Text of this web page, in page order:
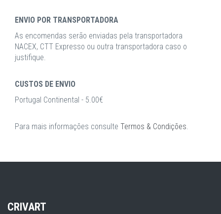
ENVIO POR TRANSPORTADORA
As encomendas serão enviadas pela transportadora
NACEX, CTT Expresso ou outra transportadora caso o
justifique.
CUSTOS DE ENVIO
Portugal Continental - 5.00€
Para mais informações consulte Termos & Condições.
CRIVART